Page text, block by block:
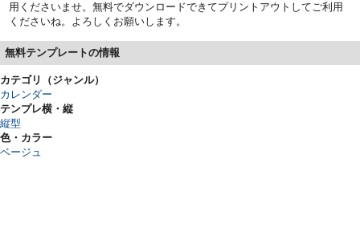
用くださいませ。無料でダウンロードできてプリントアウトしてご利用
くださいね。よろしくお願いします。
無料テンプレートの情報
カテゴリ（ジャンル）
カレンダー
テンプレ横・縦
縦型
色・カラー
ベージュ